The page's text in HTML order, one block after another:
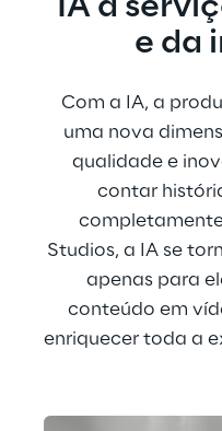
IA a
e da
Com a IA, a
uma nova
qualidade e
contar
completamente
Studios, a IA se
apenas para
conteúdo em
enriquecer toda a